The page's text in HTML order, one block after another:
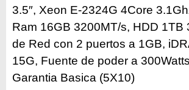
3.5″, Xeon E-2324G 4Core
Ram 16GB 3200MT/s, HDD 1TB
de Red con 2 puertos a 1GB,
15G, Fuente de poder a
Garantia Basica (5X10)